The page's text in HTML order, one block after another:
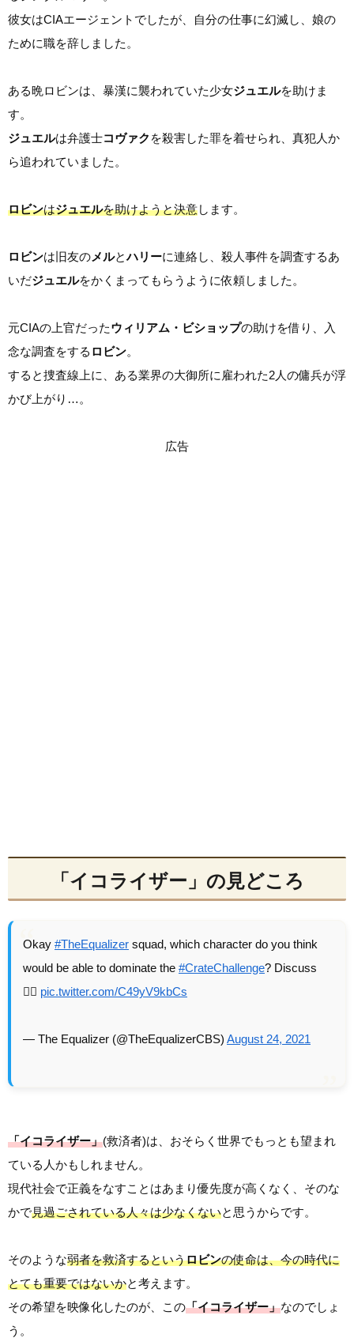
彼女はCIAエージェントでしたが、自分の仕事に幻滅し、娘の
ために職を辞しました。
ある晩ロビンは、暴漢に襲われていた少女ジュエルを助けま
す。
ジュエルは弁護士コヴァク を殺害した罪を着せられ、真犯人か
ら追われていました。
ロビンはジュエルを助けようと決意します。
ロビンは旧友のメルとハリーに連絡し、殺人事件を調査するあ
いだジュエルをかくまってもらうように依頼しました。
元CIAの上官だったウィリアム・ビショップの助けを借り、入
念な調査をする ロビン。
すると捜査線上に、ある業界の大御所に雇われた2人の傭兵が浮
かび上がり…。
広告
「イコライザー」の見どころ
Okay #TheEqualizer squad, which character do you think
would be able to dominate the #CrateChallenge? Discuss
👇🏾 pic.twitter.com/C49yV9kbCs
— The Equalizer (@TheEqualizerCBS) August 24, 2021
「イコライザー」(救済者)は、おそらく世界でもっとも望まれ
ている人かもしれません。
現代社会で正義をなすことはあまり優先度が高くなく、そのな
かで見過ごされている人々は少なくないと思うからです。
そのような弱者を救済するというロビンの使命は、今の時代に
とても重要ではないかと考えます。
その希望を映像化したのが、この「イコライザー」なのでしょ
う。